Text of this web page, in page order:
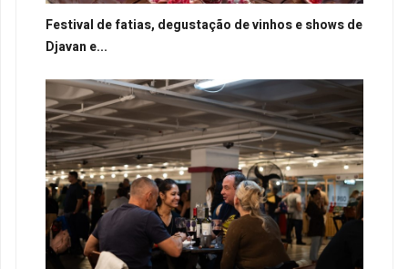
Festival de fatias, degustação de vinhos e shows de
Djavan e...